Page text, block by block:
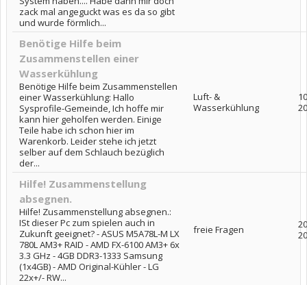
zack mal angeguckt was es da so gibt
und wurde förmlich...
Benötige Hilfe beim
Zusammenstellen einer
Wasserkühlung
Benötige Hilfe beim Zusammenstellen
einer Wasserkühlung: Hallo
Sysprofile-Gemeinde, Ich hoffe mir
kann hier geholfen werden. Einige
Teile habe ich schon hier im
Warenkorb. Leider stehe ich jetzt
selber auf dem Schlauch bezüglich
der...
Luft- &
Wasserkühlung
Hilfe! Zusammenstellung
absegnen.
Hilfe! Zusammenstellung absegnen.:
ISt dieser Pc zum spielen auch in
Zukunft geeignet? - ASUS M5A78L-M LX
780L AM3+ RAID - AMD FX-6100 AM3+ 6x
3.3 GHz - 4GB DDR3-1333 Samsung
(1x4GB) - AMD Original-Kühler - LG
22x+/- RW...
freie Fragen